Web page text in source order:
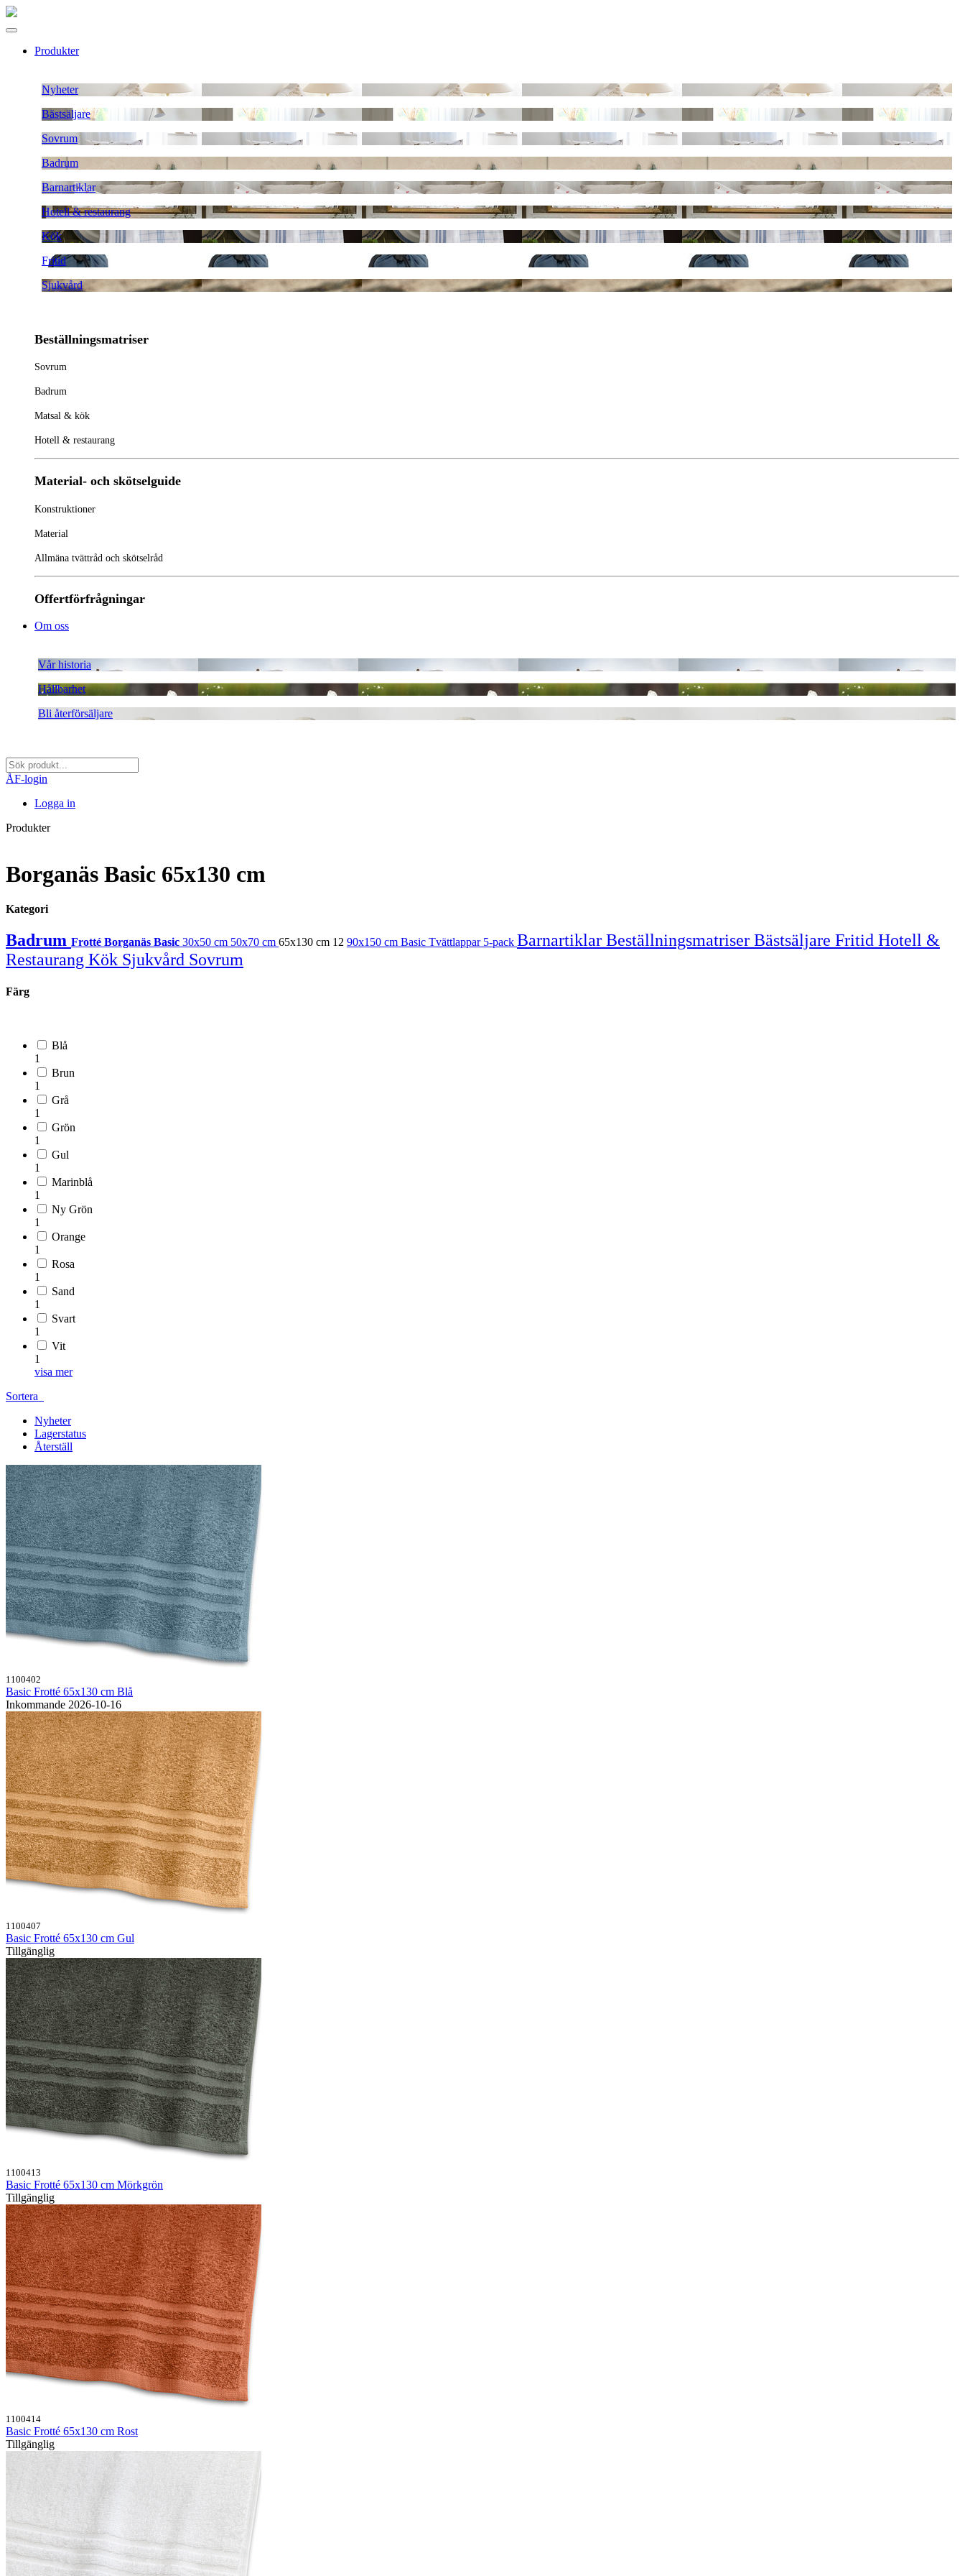
Produkter
Nyheter
Bästsäljare
Sovrum
Badrum
Barnartiklar
Hotell & restaurang
Kök
Fritid
Sjukvård
Beställningsmatriser
Sovrum
Badrum
Matsal & kök
Hotell & restaurang
Material- och skötselguide
Konstruktioner
Material
Allmäna tvättråd och skötselråd
Offertförfrågningar
Om oss
Vår historia
Hållbarhet
Bli återförsäljare
ÅF-login
Logga in
Produkter
Borganäs Basic 65x130 cm
Kategori
Badrum Frotté Borganäs Basic 30x50 cm 50x70 cm 65x130 cm 12 90x150 cm Basic Tvättlappar 5-pack Barnartiklar Beställningsmatriser Bästsäljare Fritid Hotell &
Restaurang Kök Sjukvård Sovrum
Färg
Blå
1
Brun
1
Grå
1
Grön
1
Gul
1
Marinblå
1
Ny Grön
1
Orange
1
Rosa
1
Sand
1
Svart
1
Vit
1
visa mer
Sortera
Nyheter
Lagerstatus
Återställ
1100402
Basic Frotté 65x130 cm Blå
Inkommande 2026-10-16
1100407
Basic Frotté 65x130 cm Gul
Tillgänglig
1100413
Basic Frotté 65x130 cm Mörkgrön
Tillgänglig
1100414
Basic Frotté 65x130 cm Rost
Tillgänglig